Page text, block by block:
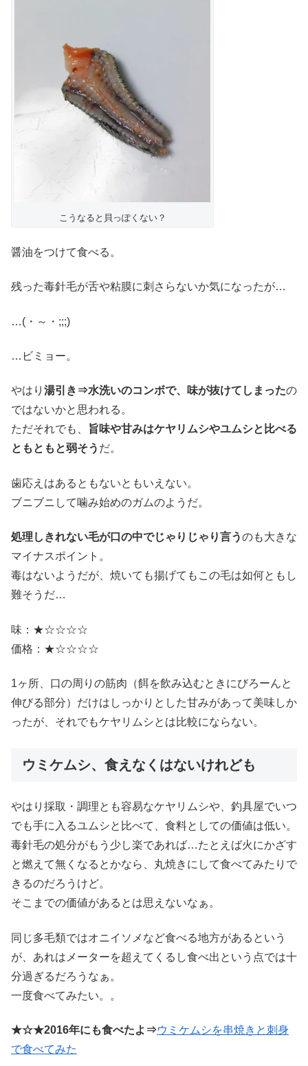
こうなると貝っぽくない？
醤油をつけて食べる。
残った毒針毛が舌や粘膜に刺さらないか気になったが…
…(・～・;;;)
…ビミョー。
やはり 湯引き⇒水洗いのコンボで、味が抜けてしまったの
ではないかと思われる。
ただそれでも、
旨味や甘みはケヤリムシやユムシと比べる
ともともと弱そう だ。
歯応えはあるともないともいえない。
ブニブニして噛み始めのガムのようだ。
処理しきれない毛が口の中でじゃりじゃり言うのも大きな
マイナスポイント。
毒はないようだが、焼いても揚げてもこの毛は如何ともし
難そうだ…
味：★☆☆☆☆
価格：★☆☆☆☆
1ヶ所、口の周りの筋肉（餌を飲み込むときにびろーんと
伸びる部分）だけはしっかりとした甘みがあって美味しか
ったが、それでもケヤリムシとは比較にならない。
ウミケムシ、食えなくはないけれども
やはり採取・調理とも容易なケヤリムシや、釣具屋でいつ
でも手に入るユムシと比べて、食料としての価値は低い。
毒針毛の処分がもう少し楽であれば…たとえば火にかざす
と燃えて無くなるとかなら、丸焼きにして食べてみたりで
きるのだろうけど。
そこまでの価値があるとは思えないなぁ。
同じ多毛類ではオニイソメなど食べる地方があるという
が、あれはメーターを超えてくるし食べ出という点では十
分過ぎるだろうなぁ。
一度食べてみたい。。
★☆★2016年にも食べたよ⇒ウミケムシを串焼きと刺身
で食べてみた